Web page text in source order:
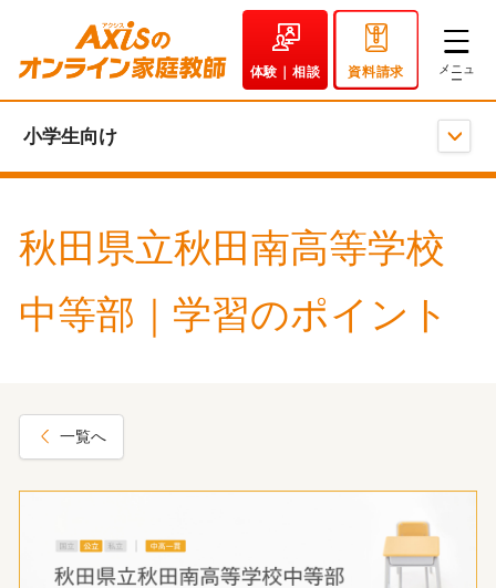
体験｜相談 資料請求
小学生向け
秋田県立秋田南高等学校
中等部｜学習のポイント
一覧へ